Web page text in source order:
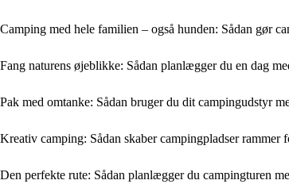
Camping med hele familien – også hunden: Sådan gør
Fang naturens øjeblikke: Sådan planlægger du en dag
Pak med omtanke: Sådan bruger du dit campingudstyr
Kreativ camping: Sådan skaber campingpladser rammer
Den perfekte rute: Sådan planlægger du campingturen